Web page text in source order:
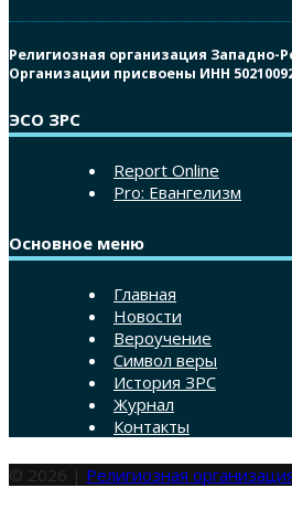
Религиозная организация Западно-
Организации присвоены ИНН
ЭСО ЗРС
Report Online
Pro: Евангелизм
Основное меню
Главная
Новости
Вероучение
Символ веры
История ЗРС
Журнал
Контакты
© 2026 | Религиозная